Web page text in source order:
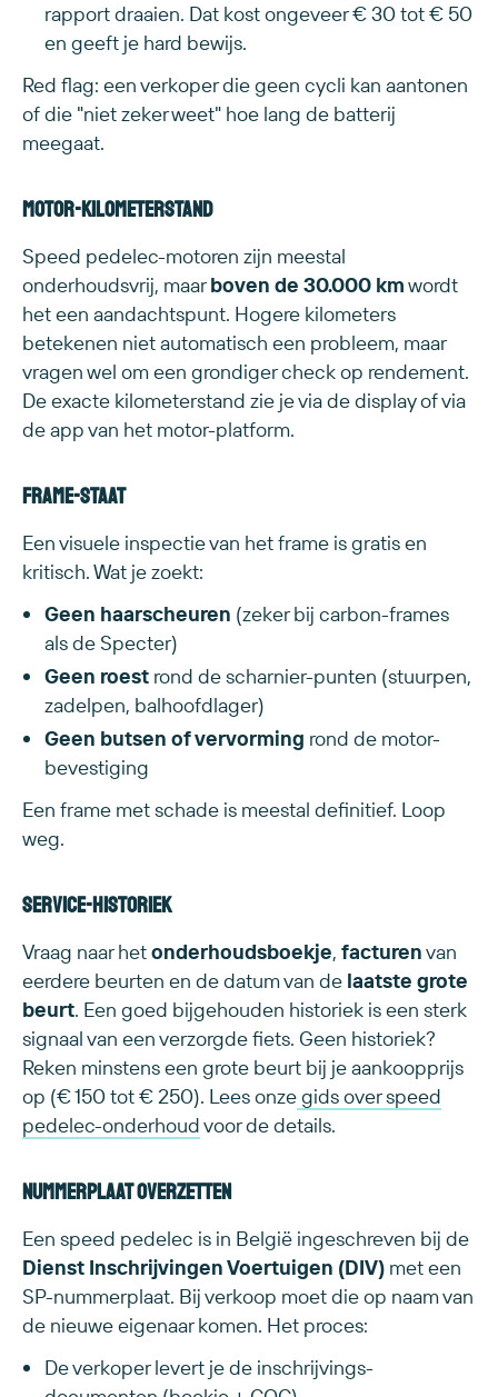
rapport draaien. Dat kost ongeveer € 30 tot € 50
en geeft je hard bewijs.
Red flag: een verkoper die geen cycli kan aantonen
of die "niet zeker weet" hoe lang de batterij
meegaat.
Motor-kilometerstand
Speed pedelec-motoren zijn meestal
onderhoudsvrij, maarboven de 30.000 kmwordt
het een aandachtspunt. Hogere kilometers
betekenen niet automatisch een probleem, maar
vragen wel om een grondiger check op rendement.
De exacte kilometerstand zie je via de display of via
de app van het motor-platform.
Frame-staat
Een visuele inspectie van het frame is gratis en
kritisch. Wat je zoekt:
Geen haarscheuren (zeker bij carbon-frames
als de Specter)
Geen roest rond de scharnier-punten (stuurpen,
zadelpen, balhoofdlager)
Geen butsen of vervorming rond de motor-
bevestiging
Een frame met schade is meestal definitief. Loop
weg.
Service-historiek
Vraag naar hetonderhoudsboekje, facturenvan
eerdere beurten en de datum van de laatste grote
beurt. Een goed bijgehouden historiek is een sterk
signaal van een verzorgde fiets. Geen historiek?
Reken minstens een grote beurt bij je aankoopprijs
op (€ 150 tot € 250). Lees onzegids over speed
pedelec-onderhoudvoor de details.
Nummerplaat overzetten
Een speed pedelec is in België ingeschreven bij de
Dienst Inschrijvingen Voertuigen (DIV) met een
SP-nummerplaat. Bij verkoop moet die op naam van
de nieuwe eigenaar komen. Het proces:
De verkoper levert je de inschrijvings-